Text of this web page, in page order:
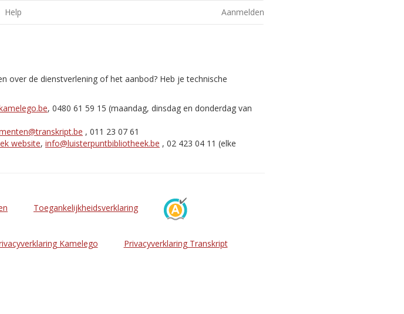
Help Aanmelden
over de dienstverlening of het aanbod? Heb je technische
, 0480 61 59 15 (maandag, dinsdag en donderdag van
, 011 23 07 61
website, info@luisterpuntbibliotheek.be , 02 423 04 11 (elke
Toegankelijkheidsverklaring
Kamelego Privacyverklaring Transkript